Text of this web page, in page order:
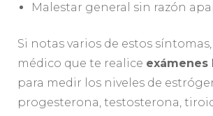
Malestar general sin razón
Si notas varios de estos
médico que te realice exámenes
para medir los niveles de
progesterona, testosterona,